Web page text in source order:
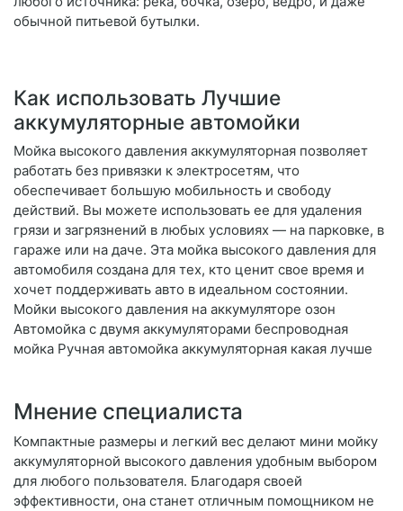
обычной питьевой бутылки.
Как использовать Лучшие
аккумуляторные автомойки
Мойка высокого давления аккумуляторная позволяет
работать без привязки к электросетям, что
обеспечивает большую мобильность и свободу
действий. Вы можете использовать ее для удаления
грязи и загрязнений в любых условиях — на парковке, в
гараже или на даче. Эта мойка высокого давления для
автомобиля создана для тех, кто ценит свое время и
хочет поддерживать авто в идеальном состоянии.
Мойки высокого давления на аккумуляторе озон
Автомойка с двумя аккумуляторами беспроводная
мойка Ручная автомойка аккумуляторная какая лучше
Мнение специалиста
Компактные размеры и легкий вес делают мини мойку
аккумуляторной высокого давления удобным выбором
для любого пользователя. Благодаря своей
эффективности, она станет отличным помощником не